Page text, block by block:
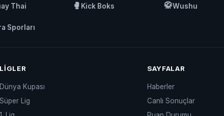
Thai 🥊 Kick Boks 🥋Wushu
Sporları
LIGLER
Dünya Kupası
Süper Lig
SAYFALAR
Haberler
Canlı Sonuçlar